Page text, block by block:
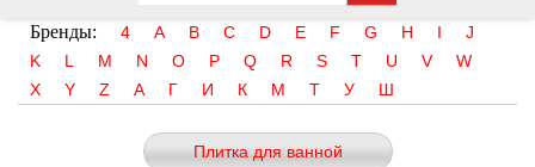
Бренды: 4 A B C D E F G H I
J
K
L M N O P Q R S T U V
W
X
Y Z А Г И К М Т У Ш
Плитка для ванной